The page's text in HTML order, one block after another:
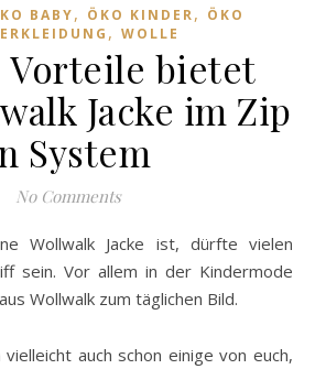
BABY, ÖKO KINDER, ÖKO
, WOLLE
Vorteile bietet
Jacke im Zip
System
No Comments
sein. Vor allem in der Kindermode
Wollwalk zum täglichen Bild.
vielleicht auch schon einige von euch,